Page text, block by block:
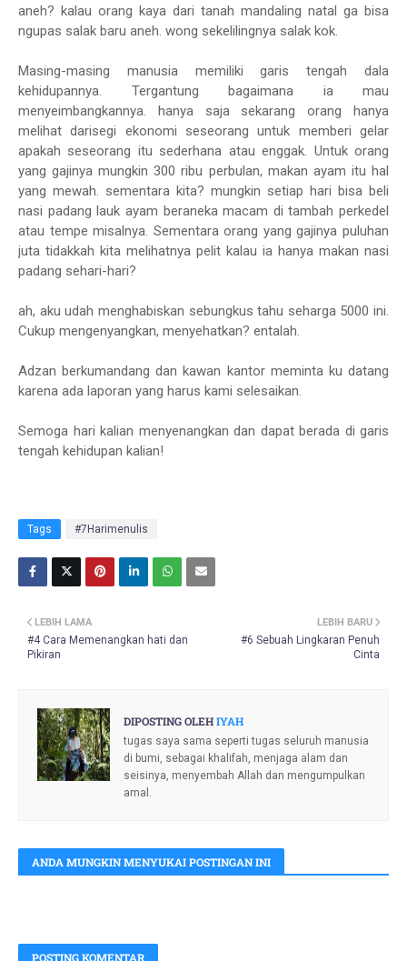
aneh? kalau orang kaya dari tanah mandaling natal ga bisa
ngupas salak baru aneh. wong sekelilingnya salak kok.
Masing-masing manusia memiliki garis tengah dala
kehidupannya. Tergantung bagaimana ia mau
menyeimbangkannya. hanya saja sekarang orang hanya
melihat darisegi ekonomi seseorang untuk memberi gelar
apakah seseorang itu sederhana atau enggak. Untuk orang
yang gajinya mungkin 300 ribu perbulan, makan ayam itu hal
yang mewah. sementara kita? mungkin setiap hari bisa beli
nasi padang lauk ayam beraneka macam di tambah perkedel
atau tempe misalnya. Sementara orang yang gajinya puluhan
juta tidakkah kita melihatnya pelit kalau ia hanya makan nasi
padang sehari-hari?
ah, aku udah menghabiskan sebungkus tahu seharga 5000 ini.
Cukup mengenyangkan, menyehatkan? entalah.
Adzan berkumandang dan kawan kantor meminta ku datang
karena ada laporan yang harus kami selesaikan.
Semoga hari kalian menyenangkan dan dapat berada di garis
tengah kehidupan kalian!
Tags #7Harimenulis
LEBIH BARU
#6 Sebuah Lingkaran Penuh
Cinta
LEBIH LAMA
#4 Cara Memenangkan hati dan
Pikiran
DIPOSTING OLEHIYAH
tugas saya sama seperti tugas seluruh manusia
di bumi, sebagai khalifah, menjaga alam dan
seisinya, menyembah Allah dan mengumpulkan
amal.
ANDA MUNGKIN MENYUKAI POSTINGAN INI
POSTING KOMENTAR